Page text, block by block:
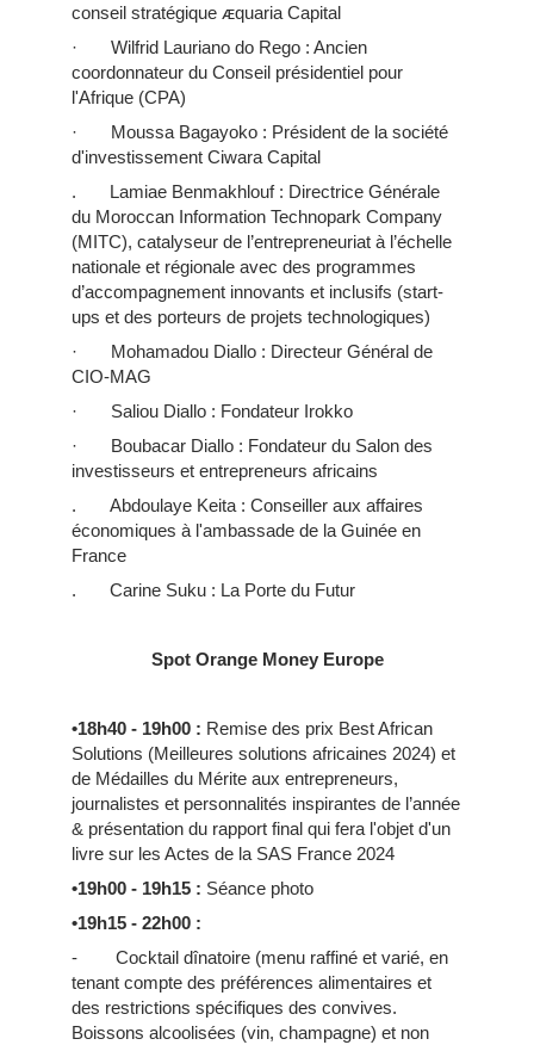
conseil stratégique ᴁquaria Capital
· Wilfrid Lauriano do Rego : Ancien
coordonnateur du Conseil présidentiel pour
l'Afrique (CPA)
· Moussa Bagayoko : Président de la société
d'investissement Ciwara Capital
. Lamiae Benmakhlouf : Directrice Générale
du Moroccan Information Technopark Company
(MITC), catalyseur de l’entrepreneuriat à l’échelle
nationale et régionale avec des programmes
d’accompagnement innovants et inclusifs (start-
ups et des porteurs de projets technologiques)
· Mohamadou Diallo : Directeur Général de
CIO-MAG
· Saliou Diallo : Fondateur Irokko
· Boubacar Diallo : Fondateur du Salon des
investisseurs et entrepreneurs africains
. Abdoulaye Keita : Conseiller aux affaires
économiques à l'ambassade de la Guinée en
France
. Carine Suku : La Porte du Futur
Spot Orange Money Europe
•18h40 - 19h00 : Remise des prix Best African
Solutions (Meilleures solutions africaines 2024) et
de Médailles du Mérite aux entrepreneurs,
journalistes et personnalités inspirantes de l’année
& présentation du rapport final qui fera l'objet d'un
livre sur les Actes de la SAS France 2024
•19h00 - 19h15 : Séance photo
•19h15 - 22h00 :
- Cocktail dînatoire (menu raffiné et varié, en
tenant compte des préférences alimentaires et
des restrictions spécifiques des convives.
Boissons alcoolisées (vin, champagne) et non